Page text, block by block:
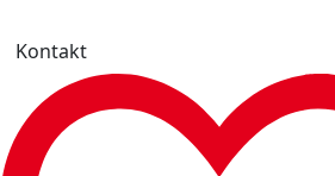
Kontakt